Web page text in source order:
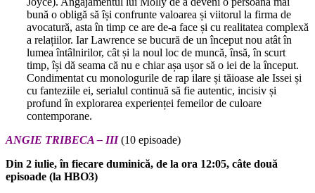
bună o obligă să își confrunte valoarea și viitorul la firma de
avocatură, asta în timp ce are de-a face și cu realitatea complexă
a relațiilor. Iar Lawrence se bucură de un început nou atât în
lumea întâlnirilor, cât și la noul loc de muncă, însă, în scurt
timp, își dă seama că nu e chiar așa ușor să o iei de la început.
Condimentat cu monologurile de rap ilare și tăioase ale Issei și
cu fanteziile ei, serialul continuă să fie autentic, incisiv și
profund în explorarea experienței femeilor de culoare
contemporane.
ANGIE TRIBECA – III(10 episoade)
Din 2 iulie, în fiecare duminică, de la ora 12:05, câte două
episoade (la HBO3)